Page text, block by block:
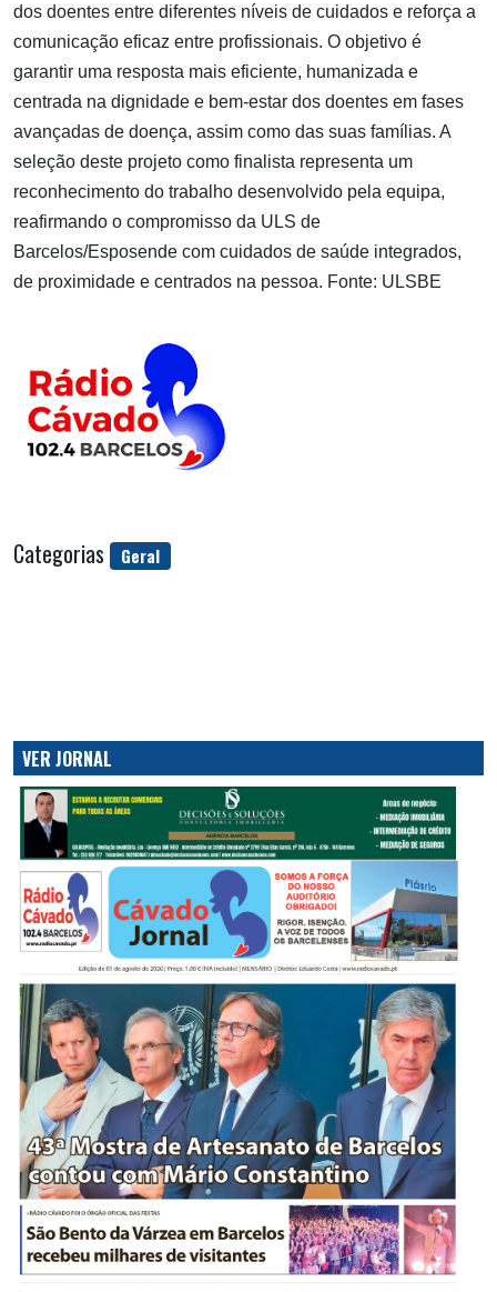
dos doentes entre diferentes níveis de cuidados e reforça a
comunicação eficaz entre profissionais. O objetivo é
garantir uma resposta mais eficiente, humanizada e
centrada na dignidade e bem-estar dos doentes em fases
avançadas de doença, assim como das suas famílias. A
seleção deste projeto como finalista representa um
reconhecimento do trabalho desenvolvido pela equipa,
reafirmando o compromisso da ULS de
Barcelos/Esposende com cuidados de saúde integrados,
de proximidade e centrados na pessoa. Fonte: ULSBE
Categorias Geral
VER JORNAL